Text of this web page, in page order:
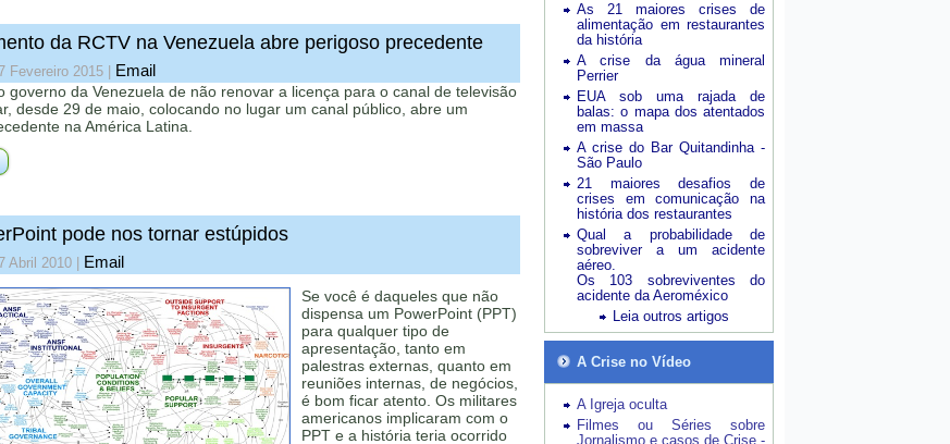
da RCTV na Venezuela abre perigoso precedente
Fevereiro 2015 Email
governo da Venezuela de não renovar a licença para o canal de televisão
desde 29 de maio, colocando no lugar um canal público, abre um
na América Latina.
pode nos tornar estúpidos
Abril 2010 Email
Se você é daqueles que não
dispensa um PowerPoint (PPT)
para qualquer tipo de
apresentação, tanto em
palestras externas, quanto em
reuniões internas, de negócios,
é bom ficar atento. Os militares
americanos implicaram com o
PPT e a história teria ocorrido
As 21 maiores crises de
alimentação em restaurantes
da história
A crise da água mineral
Perrier
EUA sob uma rajada de
balas: o mapa dos atentados
em massa
A crise do Bar Quitandinha -
São Paulo
21 maiores desafios de
crises em comunicação na
história dos restaurantes
Qual a probabilidade de
sobreviver a um acidente
aéreo.
Os 103 sobreviventes do
acidente da Aeroméxico
Leia outros artigos
A Crise no Vídeo
A Igreja oculta
Filmes ou Séries sobre
Jornalismo e casos de Crise -